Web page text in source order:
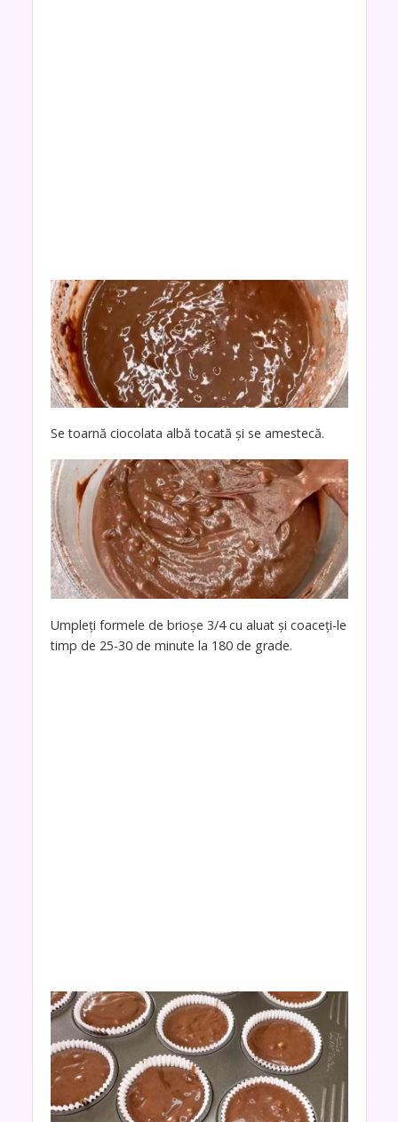
Se toarnă ciocolata albă tocată și se amestecă.
Umpleți formele de brioșe 3/4 cu aluat și coaceți-le
timp de 25-30 de minute la 180 de grade.